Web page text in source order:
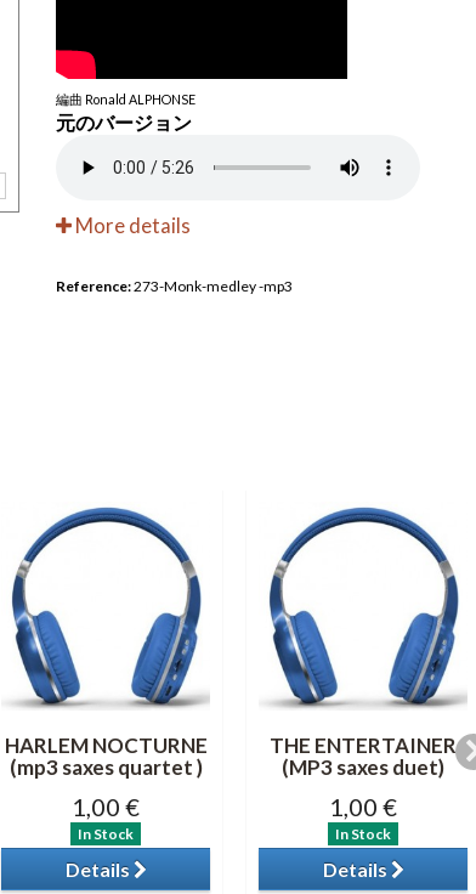
編曲 Ronald ALPHONSE
元のバージョン
More details
Reference:273-Monk-medley -mp3
HARLEM NOCTURNE
(mp3 saxes quartet )
1,00 €
In Stock
Details
THE ENTERTAINER
(MP3 saxes duet)
1,00 €
In Stock
Details